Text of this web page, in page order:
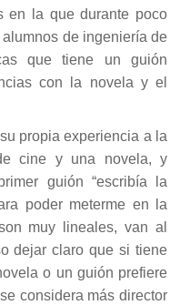
en la que durante poco
de ingeniería de
que tiene un guión
con la novela y el
propia experiencia a la
cine y una novela, y
guión “escribía la
poder meterme en la
muy lineales, van al
dejar claro que si tiene
o un guión prefiere
considera más director